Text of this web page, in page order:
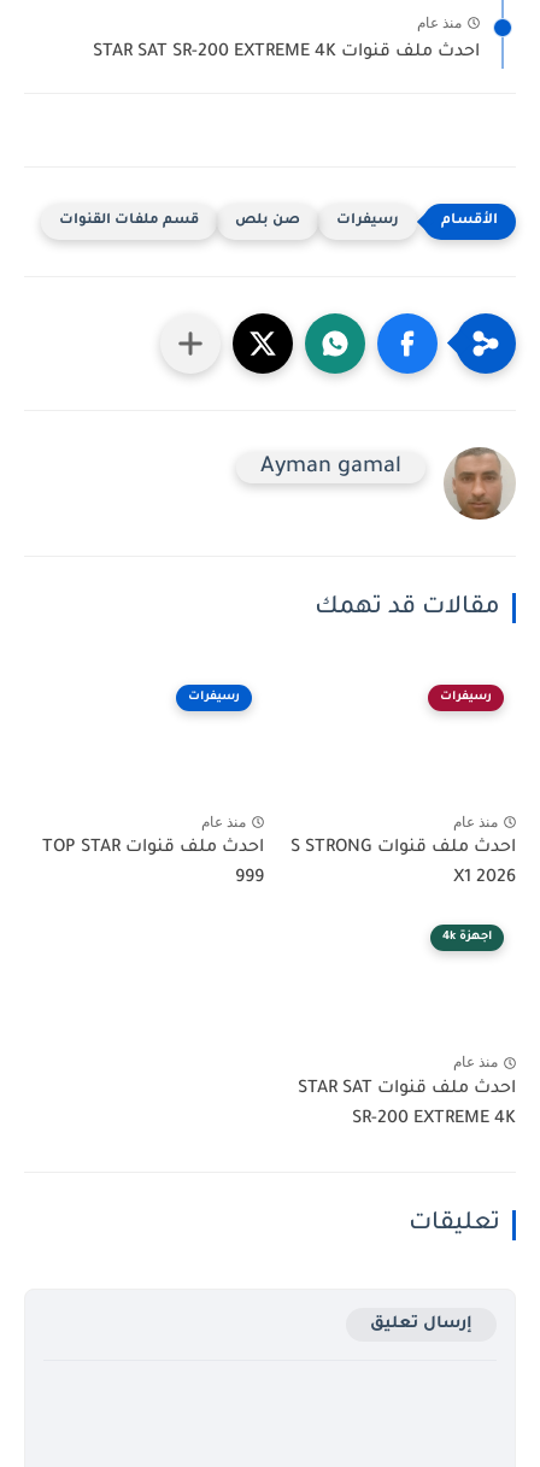
منذ عام
احدث ملف قنوات STAR SAT SR-200 EXTREME 4K‏
رسيفرات صن بلص قسم ملفات القنوات
Ayman gamal
مقالات قد تهمك
رسيفرات
منذ عام
احدث ملف قنوات S STRONG
X1 2026
رسيفرات
منذ عام
احدث ملف قنوات TOP STAR
999
اجهزة 4k
منذ عام
احدث ملف قنوات STAR SAT
SR-200 EXTREME 4K‏
تعليقات
إرسال تعليق